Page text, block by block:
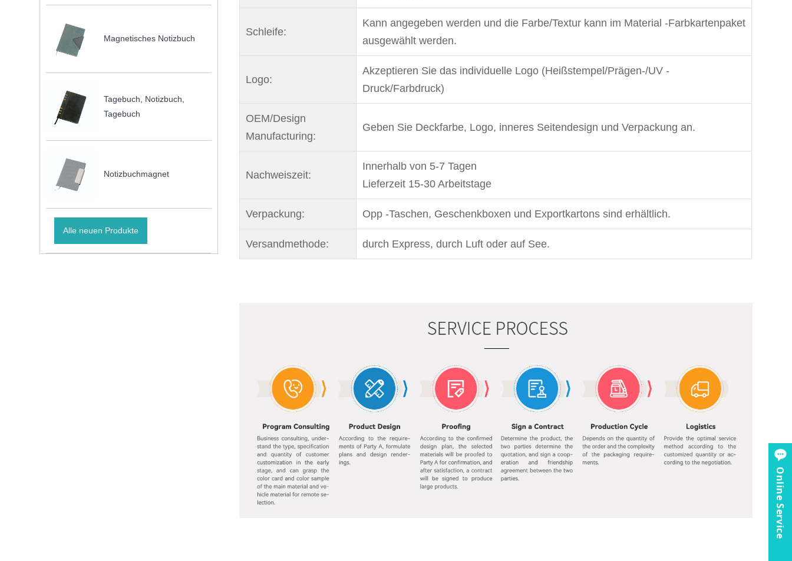
Magnetisches Notizbuch
Tagebuch, Notizbuch,
Tagebuch
Notizbuchmagnet
Alle neuen Produkte
Schleife:
Kann angegeben werden und die Farbe/Textur kann im Material -Farbkartenpaket
ausgewählt werden.
Logo:
Akzeptieren Sie das individuelle Logo (Heißstempel/Prägen-/UV -
Druck/Farbdruck)
OEM/Design
Manufacturing:
Geben Sie Deckfarbe, Logo, inneres Seitendesign und Verpackung an.
Nachweiszeit:
Innerhalb von 5-7 Tagen
Lieferzeit 15-30 Arbeitstage
Verpackung: Opp -Taschen, Geschenkboxen und Exportkartons sind erhältlich.
Versandmethode: durch Express, durch Luft oder auf See.
Online Service